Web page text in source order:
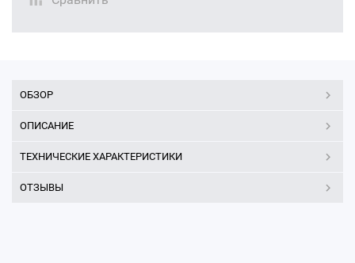
ОБЗОР
ОПИСАНИЕ
ТЕХНИЧЕСКИЕ ХАРАКТЕРИСТИКИ
ОТЗЫВЫ